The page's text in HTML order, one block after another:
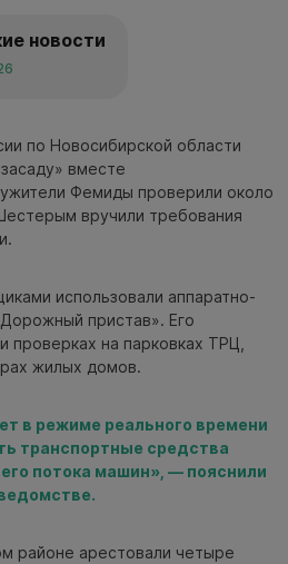
новости
по Новосибирской области
вместе
Фемиды проверили около
вручили требования
использовали аппаратно-
пристав». Его
проверках на парковках ТРЦ,
жилых домов.
в режиме реального времени
транспортные средства
потока машин», — пояснили
районе арестовали четыре